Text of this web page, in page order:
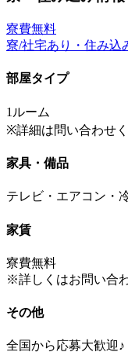
寮費無料
寮/社宅あり・住み込
部屋タイプ
1ルーム
※詳細は問い合わせ
家具・備品
テレビ・エアコン・
家賃
寮費無料
※詳しくはお問い合
その他
全国から応募大歓迎♪